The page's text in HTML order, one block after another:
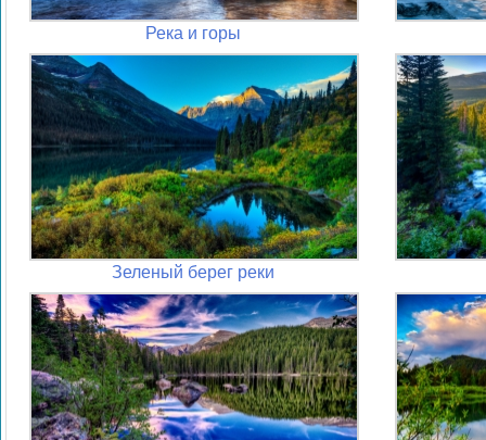
Река и горы
Зеленый берег реки